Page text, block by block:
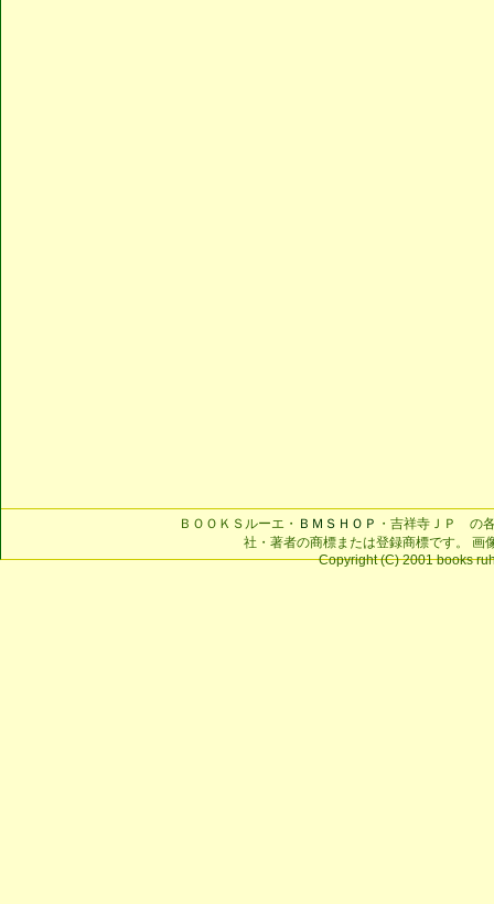
ＢＯＯＫＳルーエ・ ＢＭＳＨＯＰ ・吉祥寺ＪＰ の
社・著者の商標または登録商標です。 画
Copyright (C) 2001 books